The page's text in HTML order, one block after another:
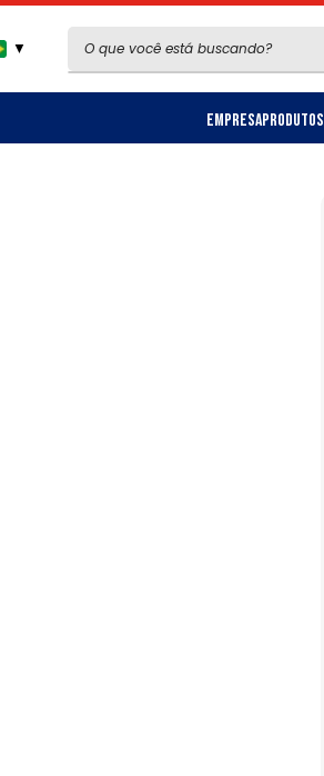
▼
EmpresaProdutos